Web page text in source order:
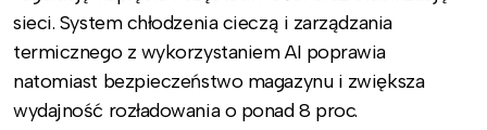
sieci. System chłodzenia cieczą i zarządzania
termicznego z wykorzystaniem AI poprawia
natomiast bezpieczeństwo magazynu i zwiększa
wydajność rozładowania o ponad 8 proc.